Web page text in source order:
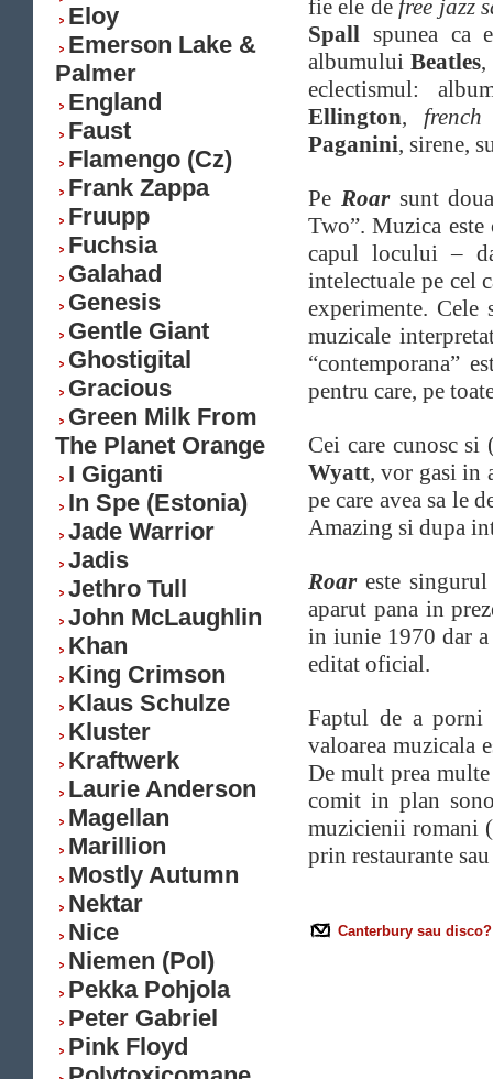
Eloy
Emerson Lake &
Palmer
England
Faust
Flamengo (Cz)
Frank Zappa
Fruupp
Fuchsia
Galahad
Genesis
Gentle Giant
Ghostigital
Gracious
Green Milk From
The Planet Orange
I Giganti
In Spe (Estonia)
Jade Warrior
Jadis
Jethro Tull
John McLaughlin
Khan
King Crimson
Klaus Schulze
Kluster
Kraftwerk
Laurie Anderson
Magellan
Marillion
Mostly Autumn
Nektar
Nice
Niemen (Pol)
Pekka Pohjola
Peter Gabriel
Pink Floyd
fie ele de free jazz
Spall spunea ca
albumuluiBeatles,
eclectismul:
Ellington, french
Paganini, sirene,
Pe Roarsunt
Two”. Muzica
capul locului –
intelectuale pe cel
experimente.
muzicale
“contemporana”
pentru care, pe
Cei care cunosc
Wyatt, vor gasi in
pe care avea sa le
Amazing si dupa
Roareste
aparut pana in
in iunie 1970 dar
editat oficial.
Faptul de a porni
valoarea muzicala
De mult prea
comit in plan
muzicienii romani
prin restaurante
Canterbury sau disco?